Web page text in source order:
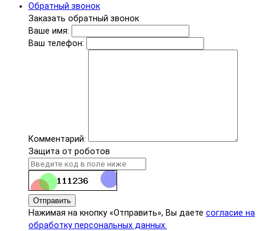
Обратный звонок
Заказать обратный звонок
Ваше имя:
Ваш телефон:
Комментарий:
Защита от роботов
Отправить
Нажимая на кнопку «Отправить», Вы даете согласие на
обработку персональных данных.